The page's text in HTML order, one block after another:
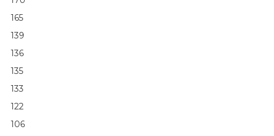
165
139
136
135
133
122
106